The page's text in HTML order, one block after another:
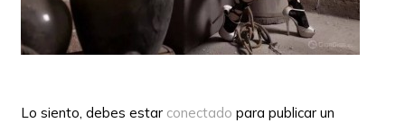
Lo siento, debes estar conectado para publicar un